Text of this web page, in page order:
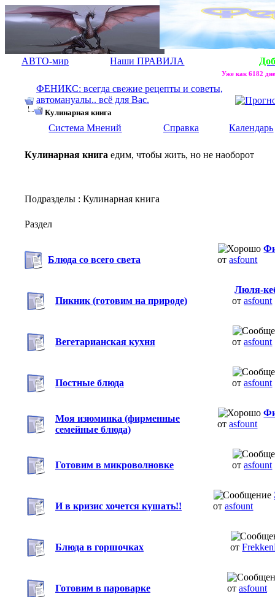
АВТО-мир Наши ПРАВИЛА
Уже как 6182
ФЕНИКС: всегда свежие рецепты и советы,
автомануалы.. всё для Вас.
Кулинарная книга
Система Мнений Справка Календарь
Кулинарная книга едим, чтобы жить, но не наоборот
Подразделы : Кулинарная книга
Раздел
Блюда со всего света
отasfount
Пикник (готовим на природе)
Люля-
отasfount
Вегетарианская кухня отasfount
Постные блюда отasfount
Моя изюминка (фирменные
семейные блюда)
отasfount
Готовим в микроволновке отasfount
И в кризис хочется кушать!!
отasfount
Блюда в горшочках от
Готовим в пароварке от asfount